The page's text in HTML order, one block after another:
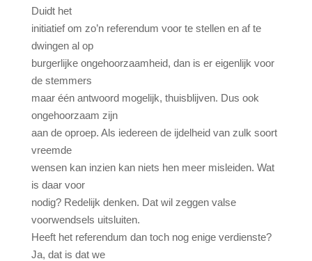
Duidt het
initiatief om zo’n referendum voor te stellen en af te
dwingen al op
burgerlijke ongehoorzaamheid, dan is er eigenlijk voor
de stemmers
maar één antwoord mogelijk, thuisblijven. Dus ook
ongehoorzaam zijn
aan de oproep. Als iedereen de ijdelheid van zulk soort
vreemde
wensen kan inzien kan niets hen meer misleiden. Wat
is daar voor
nodig? Redelijk denken. Dat wil zeggen valse
voorwendsels uitsluiten.
Heeft het referendum dan toch nog enige verdienste?
Ja, dat is dat we